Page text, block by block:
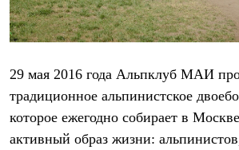
Термобелье
Теплое термобелье
Среднее термобелье
Лёгкая одежда
Футболки
Рубашки
Брюки
Шорты
29 мая 2016 года Альпклуб МАИ
традиционное альпинистское
которое ежегодно собирает в
активный образ жизни: